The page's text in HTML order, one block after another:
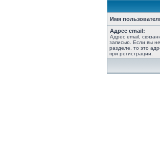
Имя
Адрес email:
Адрес email,
записью. Если вы
разделе, то это
при регистрации.